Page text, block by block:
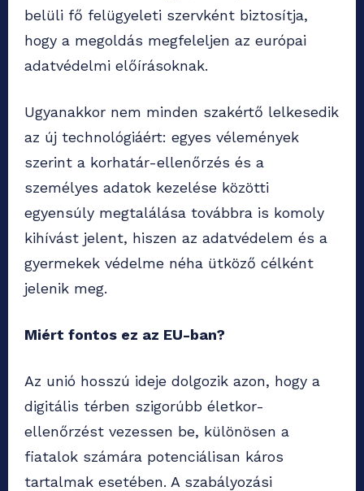
belüli fő felügyeleti szervként biztosítja,
hogy a megoldás megfeleljen az európai
adatvédelmi előírásoknak.
Ugyanakkor nem minden szakértő lelkesedik
az új technológiáért: egyes vélemények
szerint a korhatár-ellenőrzés és a
személyes adatok kezelése közötti
egyensúly megtalálása továbbra is komoly
kihívást jelent, hiszen az adatvédelem és a
gyermekek védelme néha ütköző célként
jelenik meg.
Miért fontos ez az EU-ban?
Az unió hosszú ideje dolgozik azon, hogy a
digitális térben szigorúbb életkor-
ellenőrzést vezessen be, különösen a
fiatalok számára potenciálisan káros
tartalmak esetében. A szabályozási